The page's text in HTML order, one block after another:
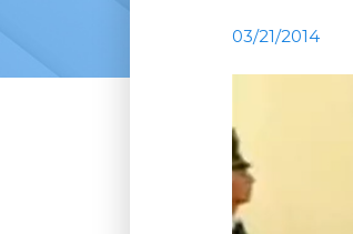
03/21/2014